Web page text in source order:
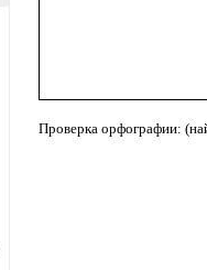
Проверка орфографии: